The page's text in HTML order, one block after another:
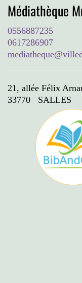
Médiathèque
0556887235
0617286907
21, allée Félix
33770 SALLES